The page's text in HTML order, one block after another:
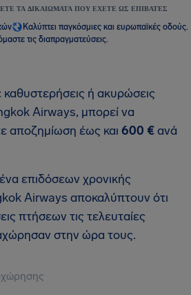
ΤΑ ΔΙΚΑΙΏΜΑΤΑ ΠΟΥ ΈΧΕΤΕ ΩΣ ΕΠΙΒΆΤΕΣ
Καλύπτει παγκόσμιες και ευρωπαϊκές οδούς.
τις διαπραγματεύσεις.
καθυστερήσεις ή ακυρώσεις
Airways, μπορεί να
αποζημίωση έως και 600 €ανά
επιδόσεων χρονικής
Airways αποκαλύπτουν ότι
πτήσεων τις τελευταίες
στην ώρα τους.